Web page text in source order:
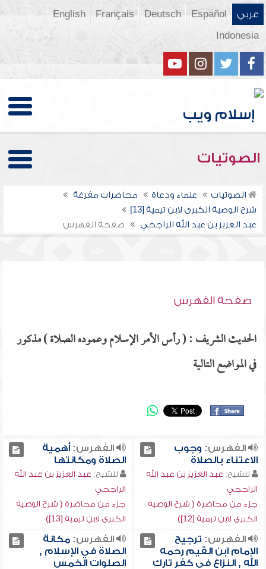
عربي Español
Deutsch
Français
English
Indonesia
الصوتيات
الصوتيات علماء ودعاة
محاضرات مفرغة
شرح الوصية الكبرى لابن تيمية [13]
عبد العزيز بن عبد الله الراجحي
صفحة الفهرس
صفحة الفهرس
الحديث الشريف : ( رأس الأمر الإسلام وعموده الصلاة ) مذكور
في المواضع التالية
الفهرس: وجوب
الاعتناء بالصلاة
للشيخ: عبد العزيز بن عبد الله
الراجحي
جزء من محاضرة ( شرح الوصية
الكبرى لابن تيمية [12])
الفهرس:أهمية
الصلاة ومكانتها
للشيخ: عبد العزيز بن عبد الله
الراجحي
جزء من محاضرة ( شرح الوصية
الكبرى لابن تيمية [13])
الفهرس: ترجيح
الإمام ابن القيم رحمه
الله , النزاع في كفر تارك
الفهرس:مكانة
الصلاة في الإسلام ,
الصلوات الخمس